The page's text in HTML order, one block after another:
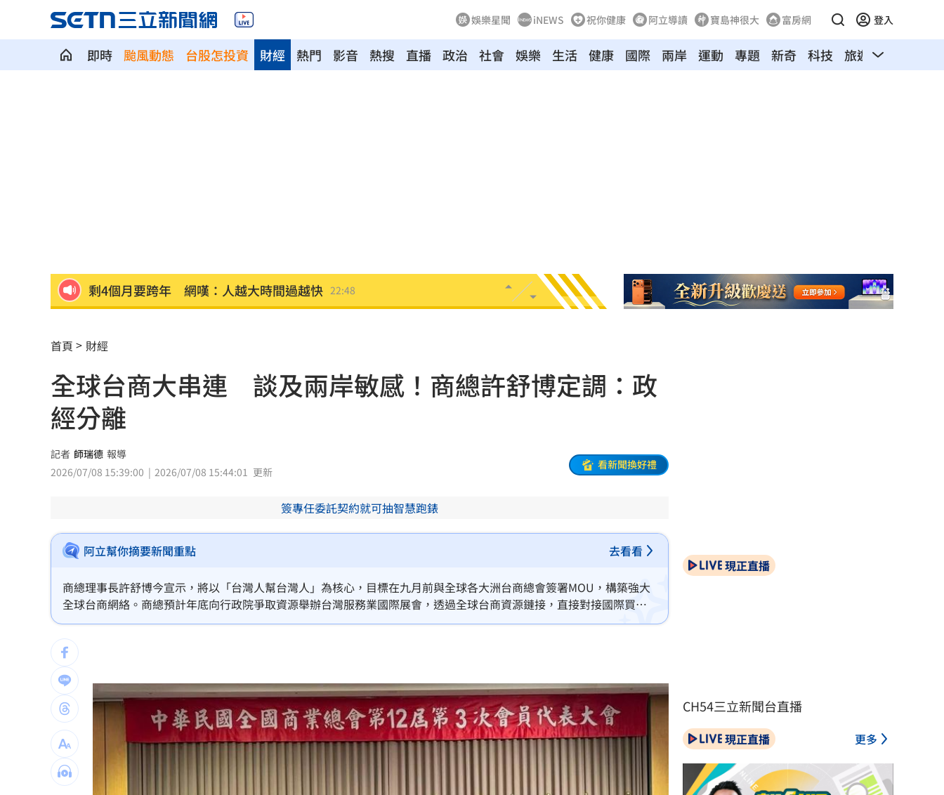
娛樂星聞 iNEWS 祝你健康 阿立導讀 寶島神很大 富房網 登入
即時 颱風動態 台股怎投資 熱門 影音 熱搜 直播 政治 社會 娛樂 生活 健康 國際 兩岸 運動
財經 專題 新奇 科技 旅遊 汽車
金雞母獲利全開！玉山金前7月刷新紀錄 22:38
男性半夜痠痛「2徵兆」恐已攝護腺癌晚期
100%果汁也傷身？研究：高血壓風險增35% 22:34
中借颱風稱對台灣海峽交管 海巡署譴責
史上最賺上半年！華航客貨兩旺吸金千億
獨／宿霧玩「巨人盪鞦韆」慘撞柱腦震盪
MVP舞台帶上女兒同歡 艾菩樂盼記得台灣 22:23
陳傑憲猛打助2連勝 餅總卻虧「做蠢事」
又有苦茶油苯駢芘超標 218瓶全面追查 22:13
白海豚「海警範圍擴大」 這地恐豪雨炸2天 22:09
高雄轎車暴衝連3撞！波及13車600戶停電 21:58
台灣彩券開獎直播中 20:31
LIVE三立+24小時直播
首頁 財經
全球台商大串連 談及兩岸敏感！商總許舒博定調：政
經分離
記者 師瑞德 報導
2026/07/08 15:39:00
2026/07/08 15:44:01 更新
看新聞換好禮
簽專任委託契約就可抽智慧跑錶
阿立幫你摘要新聞重點 去看看
商總理事長許舒博今宣示，將以「台灣人幫台灣人」為核心，目標在九月前與全球各大洲台商總會簽署MOU，構築強大
全球台商網絡。商總預計年底向行政院爭取資源舉辦台灣服務業國際展會，透過全球台商資源鏈接，直接對接國際買
家，推動台灣優質服務業輸出全球。針對兩岸及港澳經貿，許舒博定調採取「政經分離」實務策略，強調商業往來應以
商機優先，不應受政治因素過多限制。此舉旨在強化台商海外拓銷能量，協助國內產業接軌國際市場，為台灣經貿發展
注入新動能。
現正直播
CH54三立新聞台直播
現正直播 更多